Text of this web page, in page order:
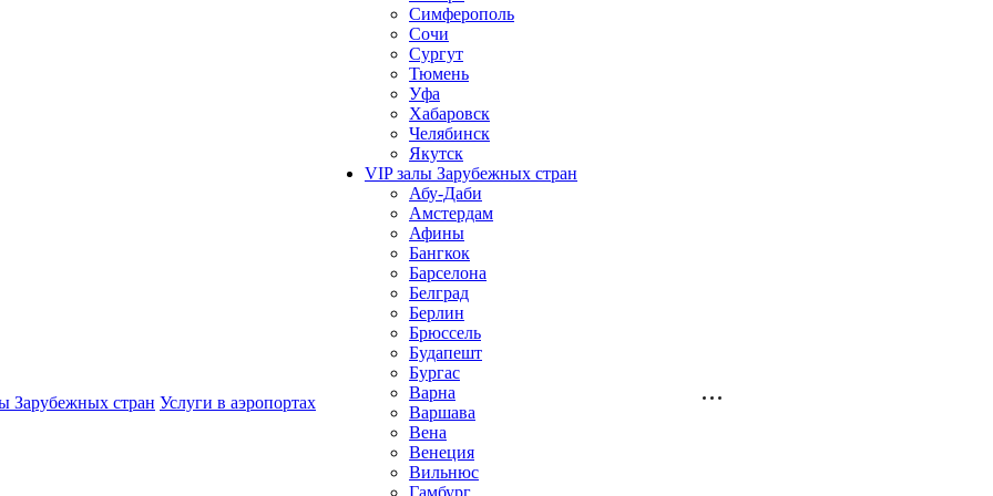
Зарубежных стран Услуги в аэропортах
Симферополь
Сочи
Сургут
Тюмень
Уфа
Хабаровск
Челябинск
Якутск
VIP залы Зарубежных стран
Абу-Даби
Амстердам
Афины
Бангкок
Барселона
Белград
Берлин
Брюссель
Будапешт
Бургас
Варна
Варшава
Вена
Венеция
Вильнюс
Гамбург